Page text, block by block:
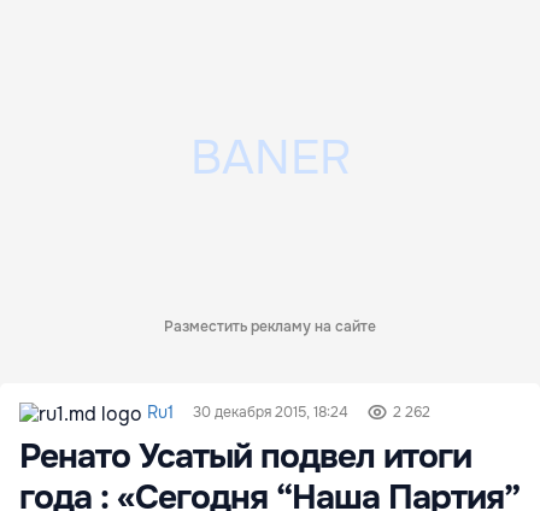
Разместить рекламу на сайте
Ru1 30 декабря 2015, 18:24 2 262
Ренато Усатый подвел итоги
года : «Сегодня “Наша Партия”